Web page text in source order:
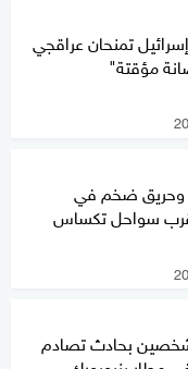
تمنحان عراقجي
مؤقتة"
وحريق ضخم في
سواحل تكساس
بحادث تصادم